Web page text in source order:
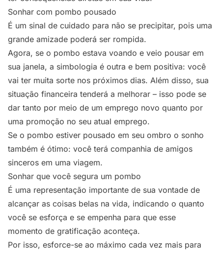
Sonhar com pombo pousado
É um sinal de cuidado para não se precipitar, pois uma
grande amizade poderá ser rompida.
Agora, se o pombo estava voando e veio pousar em
sua janela, a simbologia é outra e bem positiva: você
vai ter muita sorte nos próximos dias. Além disso, sua
situação financeira tenderá a melhorar – isso pode se
dar tanto por meio de um emprego novo quanto por
uma promoção no seu atual emprego.
Se o pombo estiver pousado em seu ombro o sonho
também é ótimo: você terá companhia de amigos
sinceros em uma viagem.
Sonhar que você segura um pombo
É uma representação importante de sua vontade de
alcançar as coisas belas na vida, indicando o quanto
você se esforça e se empenha para que esse
momento de gratificação aconteça.
Por isso, esforce-se ao máximo cada vez mais para